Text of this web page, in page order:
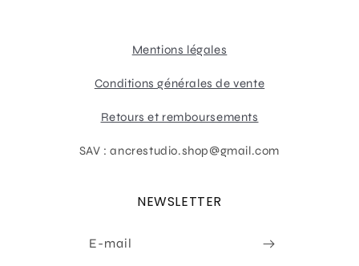
Mentions légales
Conditions générales de vente
Retours et remboursements
SAV : ancrestudio.shop@gmail.com
NEWSLETTER
E-mail